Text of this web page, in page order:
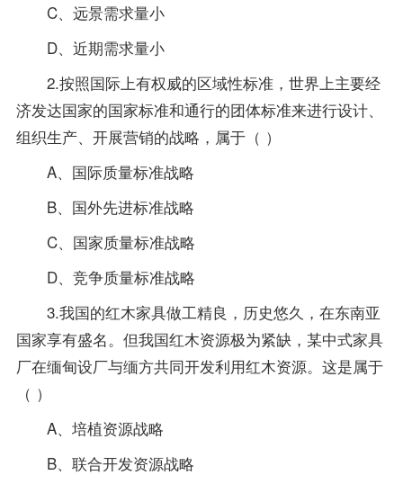
C、远景需求量小
D、近期需求量小
2.按照国际上有权威的区域性标准，世界上主要经
济发达国家的国家标准和通行的团体标准来进行设计、
组织生产、开展营销的战略，属于（ ）
A、国际质量标准战略
B、国外先进标准战略
C、国家质量标准战略
D、竞争质量标准战略
3.我国的红木家具做工精良，历史悠久，在东南亚
国家享有盛名。但我国红木资源极为紧缺，某中式家具
厂在缅甸设厂与缅方共同开发利用红木资源。这是属于
（ ）
A、培植资源战略
B、联合开发资源战略